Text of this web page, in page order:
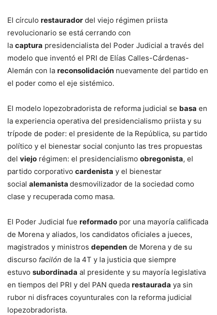
El círculo restaurador del viejo régimen priista
revolucionario se está cerrando con
la captura presidencialista del Poder Judicial a través del
modelo que inventó el PRI de Elías Calles-Cárdenas-
Alemán con la reconsolidación nuevamente del partido en
el poder como el eje sistémico.
El modelo lopezobradorista de reforma judicial se basa en
la experiencia operativa del presidencialismo priista y su
trípode de poder: el presidente de la República, su partido
político y el bienestar social conjunto las tres propuestas
del viejo régimen: el presidencialismo obregonista, el
partido corporativo cardenista y el bienestar
social alemanista desmovilizador de la sociedad como
clase y recuperada como masa.
El Poder Judicial fue reformado por una mayoría calificada
de Morena y aliados, los candidatos oficiales a jueces,
magistrados y ministros dependen de Morena y de su
discurso facilón de la 4T y la justicia que siempre
estuvo subordinada al presidente y su mayoría legislativa
en tiempos del PRI y del PAN queda restaurada ya sin
rubor ni disfraces coyunturales con la reforma judicial
lopezobradorista.